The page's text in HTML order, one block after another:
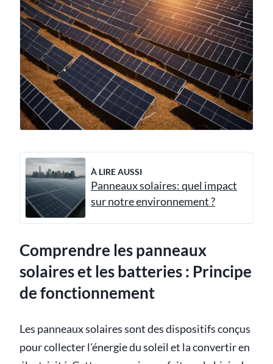
À LIRE AUSSI
Panneaux solaires: quel impact
sur notre environnement ?
Comprendre les panneaux
solaires et les batteries : Principe
de fonctionnement
Les panneaux solaires sont des dispositifs conçus
pour collecter l'énergie du soleil et la convertir en